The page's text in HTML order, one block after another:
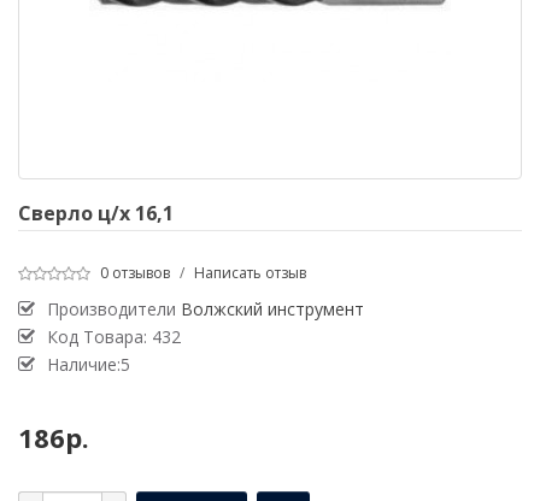
Сверло ц/х 16,1
0 отзывов / Написать отзыв
Производители Волжский инструмент
Код Товара: 432
Наличие:5
186р.